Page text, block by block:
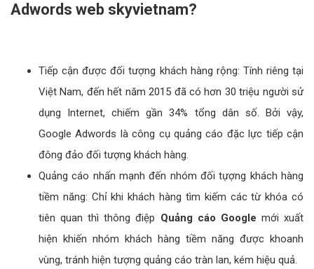
Adwords web skyvietnam?
Tiếp cận được đối tượng khách hàng rộng: Tính riêng tại
Việt Nam, đến hết năm 2015 đã có hơn 30 triệu người sử
dụng Internet, chiếm gần 34% tổng dân số. Bởi vậy,
Google Adwords là công cụ quảng cáo đặc lực tiếp cận
đông đảo đối tượng khách hàng.
Quảng cáo nhấn mạnh đến nhóm đối tựợng khách hàng
tiềm năng: Chỉ khi khách hàng tìm kiếm các từ khóa có
tiên quan thì thông điệp Quảng cáo Google mới xuất
hiện khiến nhóm khách hàng tiềm năng được khoanh
vùng, tránh hiện tượng quảng cáo tràn lan, kém hiệu quả.